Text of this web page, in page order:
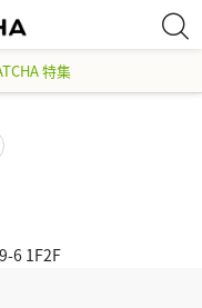
特集
6 1F2F